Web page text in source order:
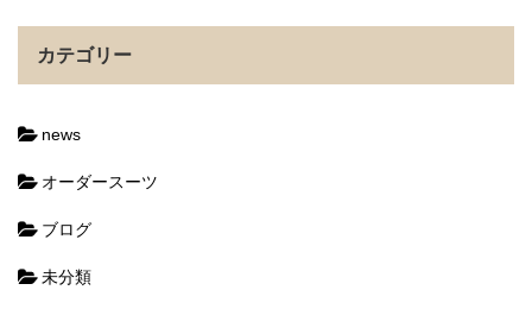
カテゴリー
news
オーダースーツ
ブログ
未分類